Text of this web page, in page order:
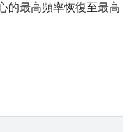
的最高頻率恢復至最高